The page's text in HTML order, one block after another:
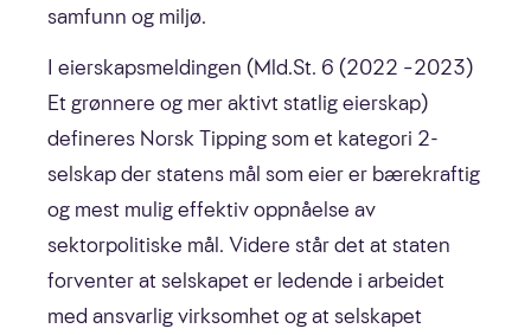
samfunn og miljø.
I eierskapsmeldingen (Mld.St. 6 (2022 –2023)
Et grønnere og mer aktivt statlig eierskap)
defineres Norsk Tipping som et kategori 2-
selskap der statens mål som eier er bærekraftig
og mest mulig effektiv oppnåelse av
sektorpolitiske mål. Videre står det at staten
forventer at selskapet er ledende i arbeidet
med ansvarlig virksomhet og at selskapet